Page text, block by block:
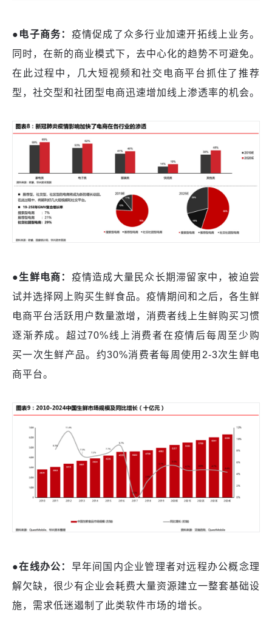
●电子商务： 疫情促成了众多行业加速开拓线上业务。
同时，在新的商业模式下，去中心化的趋势不可避免。
在此过程中，几大短视频和社交电商平台抓住了推荐
型，社交型和社团型电商迅速增加线上渗透率的机会。
●生鲜电商： 疫情造成大量民众长期滞留家中，被迫尝
试并选择网上购买生鲜食品。疫情期间和之后，各生鲜
电商平台活跃用户数量激增，消费者线上生鲜购买习惯
逐渐养成。超过70%线上消费者在疫情后每周至少购
买一次生鲜产品。 约30%消费者每周使用2-3次生鲜电
商平台。
●在线办公 ： 早年间国内企业管理者对远程办公概念理
解欠缺，很少有企业会耗费大量资源建立一整套基础设
施，需求低迷遏制了此类软件市场的增长。